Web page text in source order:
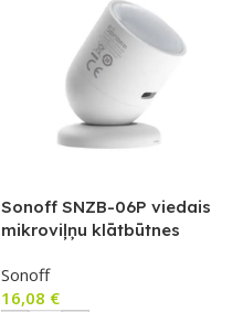
Sonoff SNZB-06P viedais
mikroviļņu klātbūtnes
atbalstu
Sonoff
16,08 €